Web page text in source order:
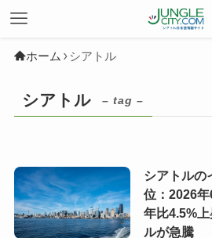
ホーム シアトル
シアトル – tag –
シアトルの
位：2026
年比4.5%
ルが急騰